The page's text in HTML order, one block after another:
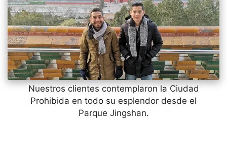
Nuestros clientes contemplaron la Ciudad
Prohibida en todo su esplendor desde el
Parque Jingshan.